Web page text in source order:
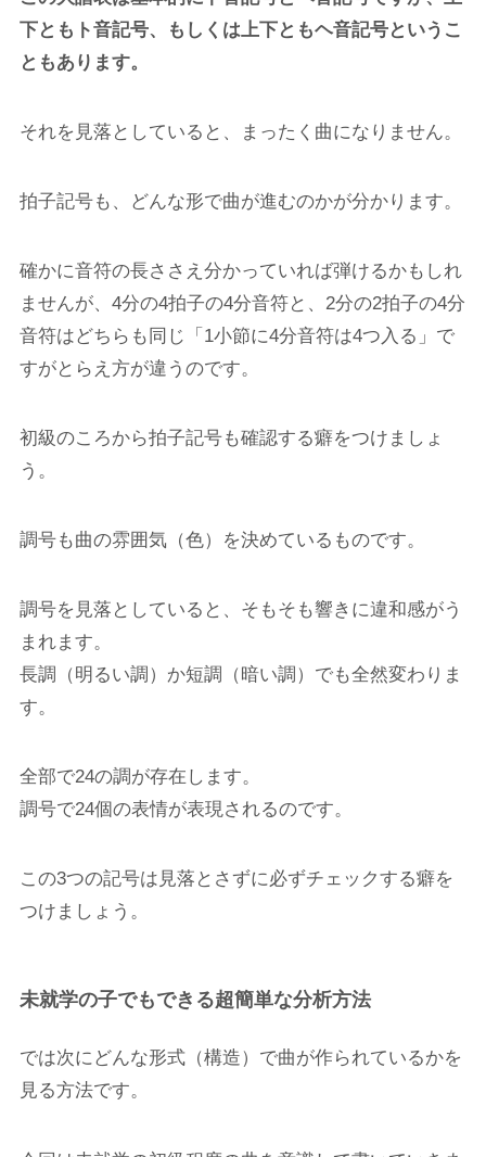
下ともト音記号、もしくは上下ともヘ音記号というこ
ともあります。
それを見落としていると、まったく曲になりません。
拍子記号も、どんな形で曲が進むのかが分かります。
確かに音符の長ささえ分かっていれば弾けるかもしれ
ませんが、 4分の4拍子の4分音符と、2分の2拍子の4分
音符はどちらも同じ「1小節に4分音符は4つ入る」で
すがとらえ方が違うのです。
初級のころから拍子記号も確認する癖をつけましょ
う。
調号も曲の雰囲気（色）を決めているものです。
調号を見落としていると、そもそも響きに違和感がう
まれます。
長調（明るい調）か短調（暗い調）でも全然変わりま
す。
全部で24の調が存在します。
調号で24個の表情が表現されるのです。
この3つの記号は見落とさずに必ずチェックする癖を
つけましょう。
未就学の子でもできる超簡単な分析方法
では次にどんな形式（構造）で曲が作られているかを
見る方法です。